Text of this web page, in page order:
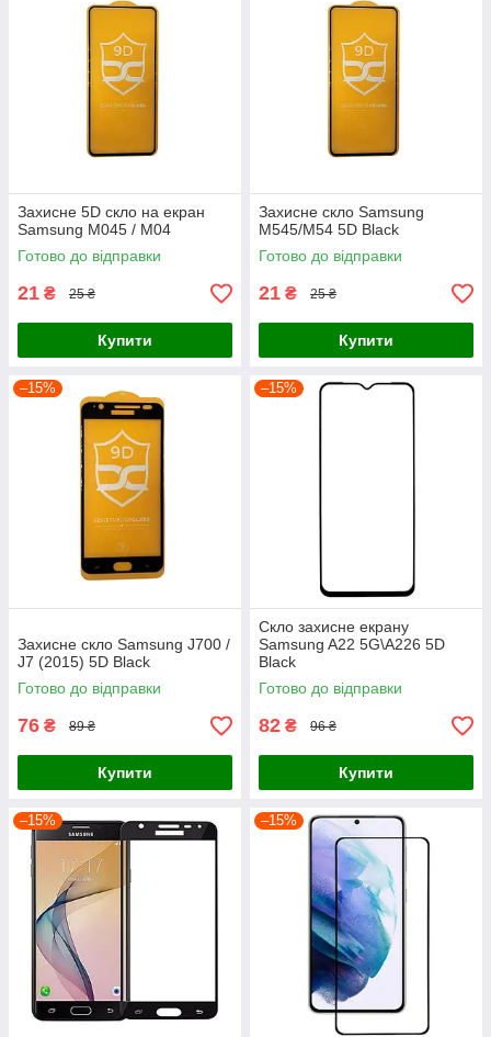
Захисне 5D скло на екран
Samsung M045 / M04
Готово до відправки
21 ₴ 25 ₴
Купити
Захисне скло Samsung
M545/M54 5D Black
Готово до відправки
21 ₴ 25 ₴
Купити
–15%
Захисне скло Samsung J700 /
J7 (2015) 5D Black
Готово до відправки
76 ₴ 89 ₴
Купити
–15%
Скло захисне екрану
Samsung A22 5G\A226 5D
Black
Готово до відправки
82 ₴ 96 ₴
Купити
–15% –15%